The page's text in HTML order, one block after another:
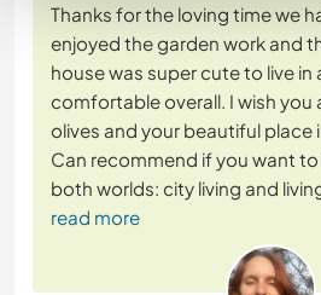
Thanks for the loving time we
enjoyed the garden work and
house was super cute to live in
comfortable overall. I wish you
olives and your beautiful place
Can recommend if you want
both worlds: city living and
read more